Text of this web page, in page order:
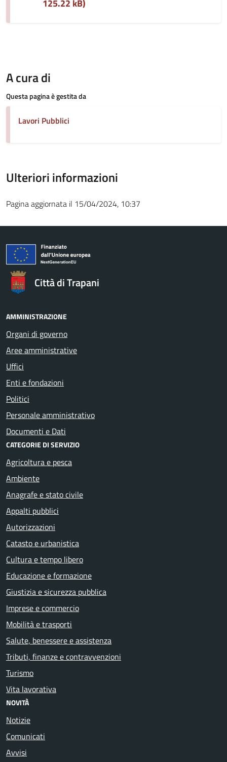
125.22 kB)
A cura di
Questa pagina è gestita da
Lavori Pubblici
Ulteriori informazioni
Pagina aggiornata il 15/04/2024, 10:37
Città di Trapani
AMMINISTRAZIONE
Organi di governo
Aree amministrative
Uffici
Enti e fondazioni
Politici
Personale amministrativo
Documenti e Dati
CATEGORIE DI SERVIZIO
Agricoltura e pesca
Ambiente
Anagrafe e stato civile
Appalti pubblici
Autorizzazioni
Catasto e urbanistica
Cultura e tempo libero
Educazione e formazione
Giustizia e sicurezza pubblica
Imprese e commercio
Mobilità e trasporti
Salute, benessere e assistenza
Tributi, finanze e contravvenzioni
Turismo
Vita lavorativa
NOVITÀ
Notizie
Comunicati
Avvisi